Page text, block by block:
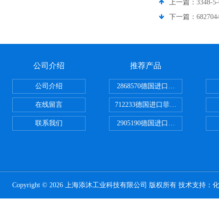
上一篇： 3348-
下一篇：
公司介绍
公司介绍
在线留言
联系我们
推荐产品
2868570德国进口菲尼克斯电源
712233德国进口菲尼克斯断路器
2905190德国进口菲尼克斯继电器
Copyright © 2026 上海添沐工业科技有限公司 版权所有 技术支持：